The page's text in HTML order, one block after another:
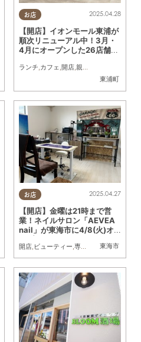
お店
東浦町
2025.04.28
【開店】イオンモール東浦が
順次リニューアル中！3月・
4月にオープンした26店舗
ランチ カフェ 開店, 親子
お店
東海市
2025.04.27
【開店】金曜は21時まで営
業！ネイルサロン「AEVEA
nail」が東海市に4/8(火)オ
開店, ビューティー,専門店 おひとりさま